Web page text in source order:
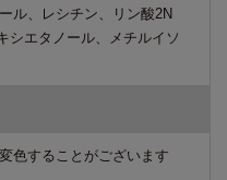
ル、レシチン、リン酸2N
シエタノール、メチルイソ
色することがございます